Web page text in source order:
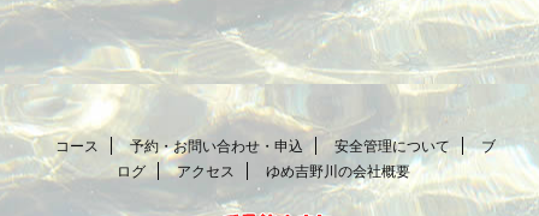
コース 予約・お問い合わせ・申込 安全管理について
ブ
ログ
アクセス ゆめ吉野川の会社概要